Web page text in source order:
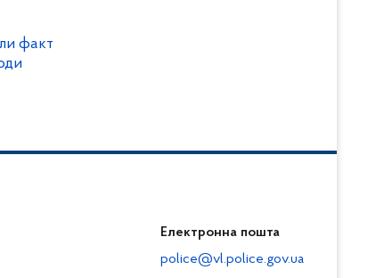
факт
Електронна пошта
police@vl.police.gov.ua